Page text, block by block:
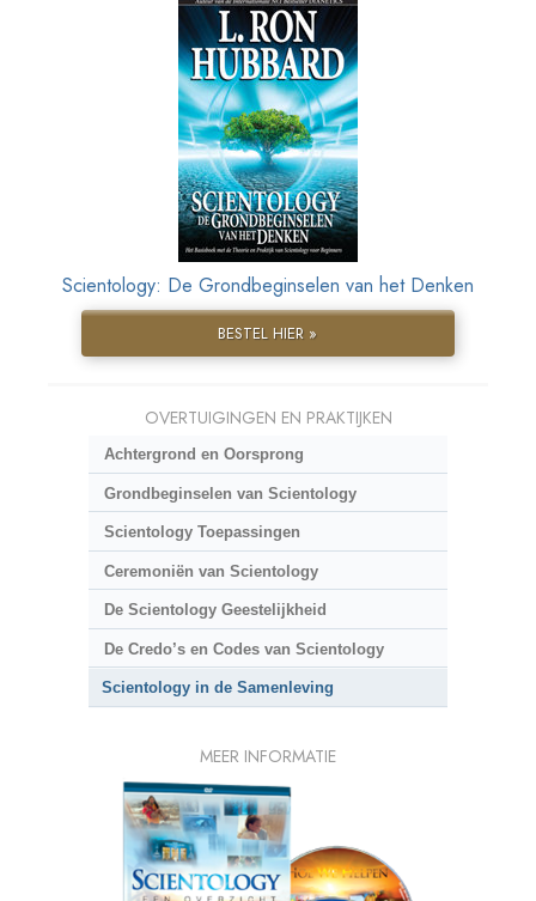
Scientology: De Grondbeginselen van het Denken
BESTEL HIER »
OVERTUIGINGEN EN PRAKTIJKEN
Achtergrond en Oorsprong
Grondbeginselen van Scientology
Scientology Toepassingen
Ceremoniën van Scientology
De Scientology Geestelijkheid
De Credo’s en Codes van Scientology
Scientology in de Samenleving
MEER INFORMATIE